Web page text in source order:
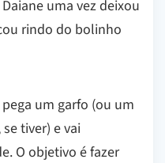
uma vez deixou
rindo do bolinho
um garfo (ou um
tiver) e vai
O objetivo é fazer